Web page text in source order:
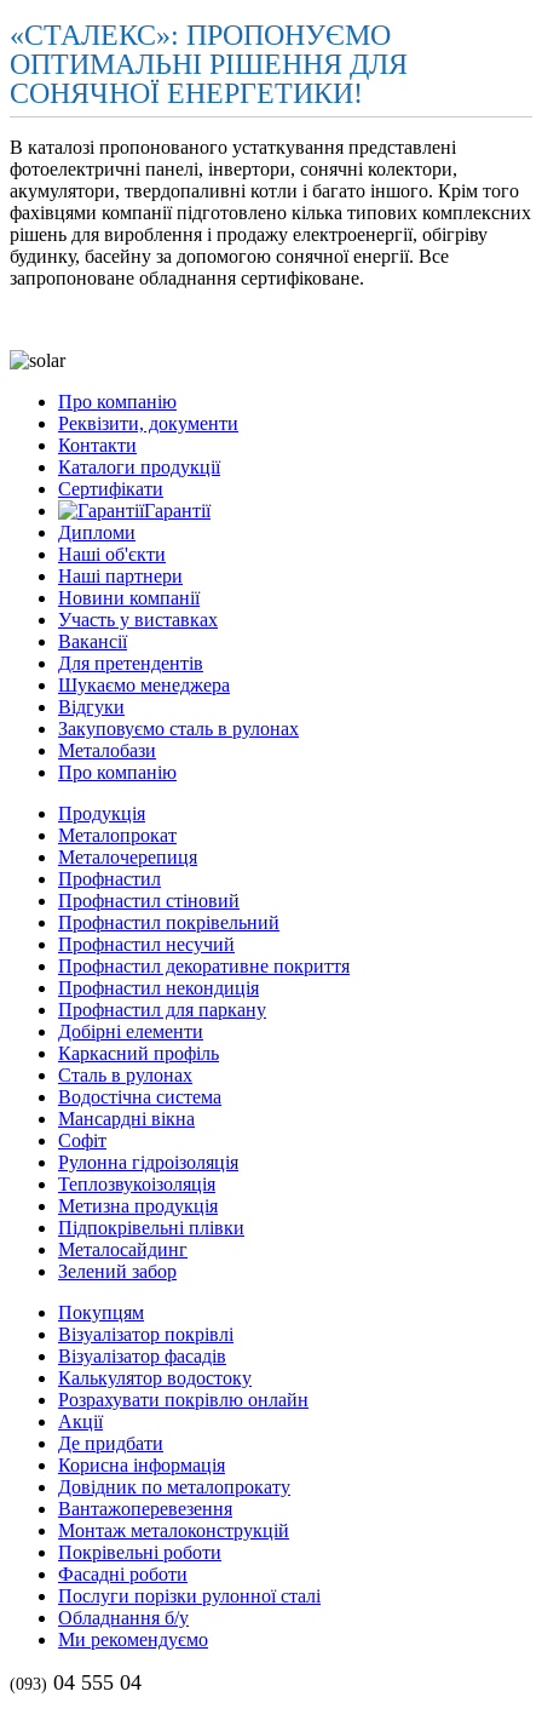
«СТАЛЕКС»: ПРОПОНУЄМО
ОПТИМАЛЬНІ РІШЕННЯ ДЛЯ
СОНЯЧНОЇ ЕНЕРГЕТИКИ!
В каталозі пропонованого устаткування представлені
фотоелектричні панелі, інвертори, сонячні колектори,
акумулятори, твердопаливні котли і багато іншого. Крім того
фахівцями компанії підготовлено кілька типових комплексних
рішень для вироблення і продажу електроенергії, обігріву
будинку, басейну за допомогою сонячної енергії. Все
запропоноване обладнання сертифіковане.
Про компанію
Реквізити, документи
Контакти
Каталоги продукції
Сертифікати
Гарантії
Дипломи
Наші об'єкти
Наші партнери
Новини компанії
Участь у виставках
Вакансії
Для претендентів
Шукаємо менеджера
Відгуки
Закуповуємо сталь в рулонах
Металобази
Про компанію
Продукція
Металопрокат
Металочерепиця
Профнастил
Профнастил стіновий
Профнастил покрівельний
Профнастил несучий
Профнастил декоративне покриття
Профнастил некондиція
Профнастил для паркану
Добірні елементи
Каркасний профіль
Сталь в рулонах
Водостічна система
Мансардні вікна
Софіт
Рулонна гідроізоляція
Теплозвукоізоляція
Метизна продукція
Підпокрівельні плівки
Металосайдинг
Зелений забор
Покупцям
Візуалізатор покрівлі
Візуалізатор фасадів
Калькулятор водостоку
Розрахувати покрівлю онлайн
Акції
Де придбати
Корисна інформація
Довідник по металопрокату
Вантажоперевезення
Монтаж металоконструкцій
Покрівельні роботи
Фасадні роботи
Послуги порізки рулонної сталі
Обладнання б/у
Ми рекомендуємо
(093) 04 555 04